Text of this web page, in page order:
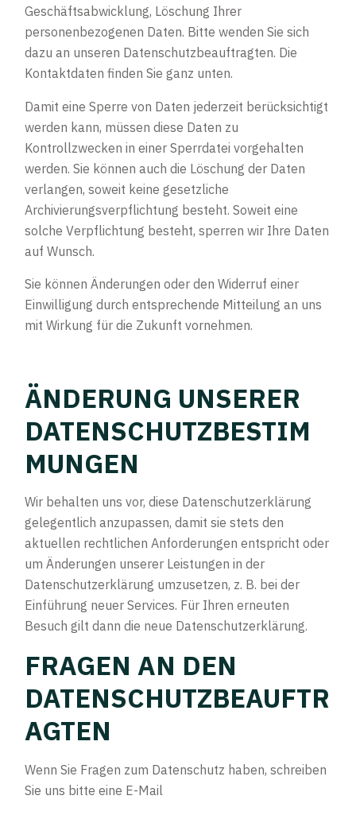
Geschäftsabwicklung, Löschung Ihrer
personenbezogenen Daten. Bitte wenden Sie sich
dazu an unseren Datenschutzbeauftragten. Die
Kontaktdaten finden Sie ganz unten.
Damit eine Sperre von Daten jederzeit berücksichtigt
werden kann, müssen diese Daten zu
Kontrollzwecken in einer Sperrdatei vorgehalten
werden. Sie können auch die Löschung der Daten
verlangen, soweit keine gesetzliche
Archivierungsverpflichtung besteht. Soweit eine
solche Verpflichtung besteht, sperren wir Ihre Daten
auf Wunsch.
Sie können Änderungen oder den Widerruf einer
Einwilligung durch entsprechende Mitteilung an uns
mit Wirkung für die Zukunft vornehmen.
ÄNDERUNG UNSERER
DATENSCHUTZBESTIM
MUNGEN
Wir behalten uns vor, diese Datenschutzerklärung
gelegentlich anzupassen, damit sie stets den
aktuellen rechtlichen Anforderungen entspricht oder
um Änderungen unserer Leistungen in der
Datenschutzerklärung umzusetzen, z. B. bei der
Einführung neuer Services. Für Ihren erneuten
Besuch gilt dann die neue Datenschutzerklärung.
FRAGEN AN DEN
DATENSCHUTZBEAUFTR
AGTEN
Wenn Sie Fragen zum Datenschutz haben, schreiben
Sie uns bitte eine E-Mail